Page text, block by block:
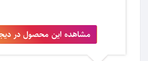
مشاهده این محصول در